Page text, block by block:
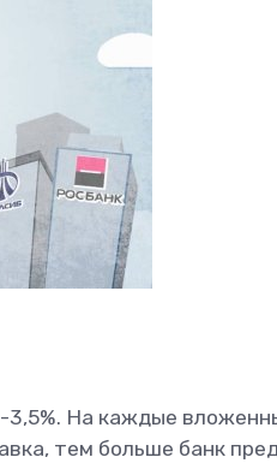
На каждые
тем больше банк